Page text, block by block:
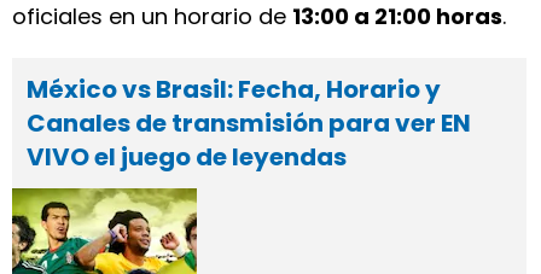
oficiales en un horario de 13:00 a 21:00 horas.
México vs Brasil: Fecha, Horario y
Canales de transmisión para ver EN
VIVO el juego de leyendas